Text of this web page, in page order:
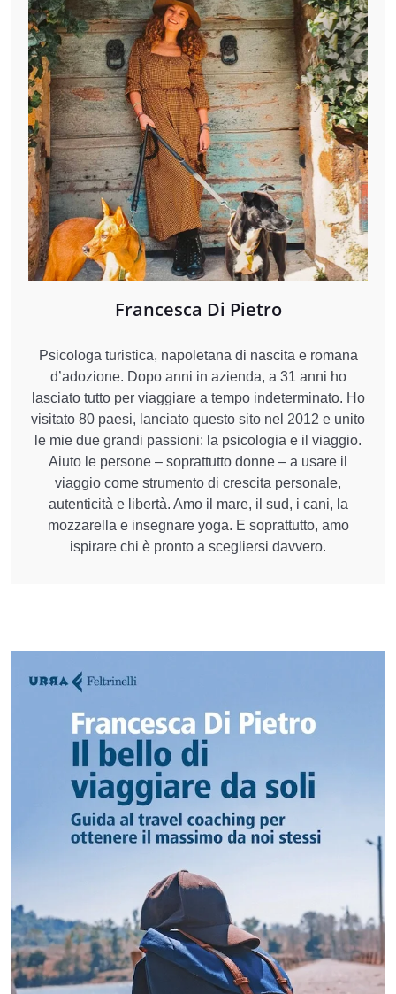
Francesca Di Pietro
Psicologa turistica, napoletana di nascita e romana
d’adozione. Dopo anni in azienda, a 31 anni ho
lasciato tutto per viaggiare a tempo indeterminato. Ho
visitato 80 paesi, lanciato questo sito nel 2012 e unito
le mie due grandi passioni: la psicologia e il viaggio.
Aiuto le persone – soprattutto donne – a usare il
viaggio come strumento di crescita personale,
autenticità e libertà. Amo il mare, il sud, i cani, la
mozzarella e insegnare yoga. E soprattutto, amo
ispirare chi è pronto a scegliersi davvero.